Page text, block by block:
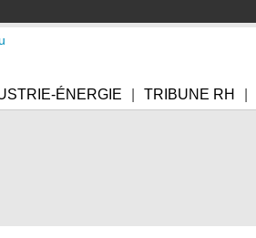
ÉNERGIE TRIBUNE RH